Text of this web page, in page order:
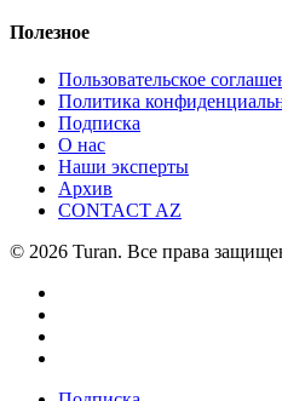
Полезное
Пользовательское
Политика
Подписка
О нас
Наши эксперты
Архив
CONTACT AZ
© 2026 Turan. Все права